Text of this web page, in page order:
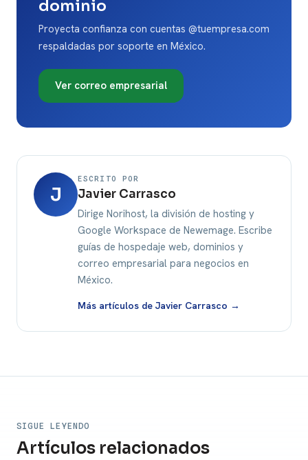
dominio
Proyecta confianza con cuentas @tuempresa.com
respaldadas por soporte en México.
Ver correo empresarial
J
ESCRITO POR
Javier Carrasco
Dirige Norihost, la división de hosting y
Google Workspace de Newemage. Escribe
guías de hospedaje web, dominios y
correo empresarial para negocios en
México.
Más artículos de Javier Carrasco →
SIGUE LEYENDO
Artículos relacionados